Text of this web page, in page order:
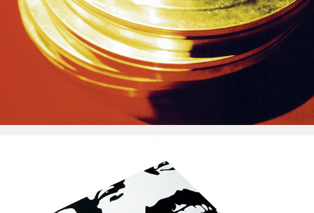
MALBA Colección Costantini